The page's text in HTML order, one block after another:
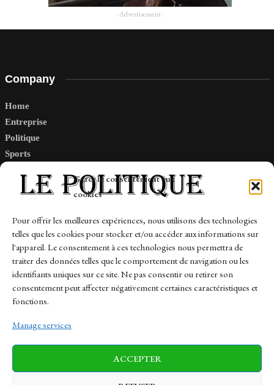
Gérer le consentement aux
cookies
Pour offrir les meilleures expériences, nous utilisons des technologies
telles que les cookies pour stocker et/ou accéder aux informations sur
l'appareil. Le consentement à ces technologies nous permettra de
traiter des données telles que le comportement de navigation ou les
identifiants uniques sur ce site. Ne pas consentir ou retirer son
consentement peut affecter négativement certaines caractéristiques et
fonctions.
Manage services
ACCEPTER
- Advertisement -
Company
Home
Entreprise
Politique
Sports
Links
Contact
Sitemap
News Finance-Marches Politics
Business Tech Health Sports Travel